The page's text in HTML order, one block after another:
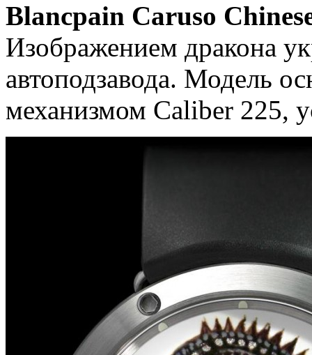
Blancpain Caruso
Изображением дракона
автоподзавода. Модель
механизмом Caliber 225,